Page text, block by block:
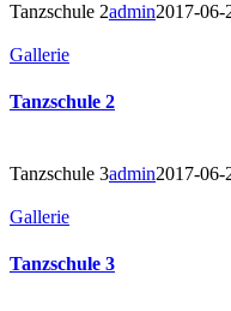
Tanzschule 2admin2017-06-
Gallerie
Tanzschule 2
Tanzschule 3admin2017-06-
Gallerie
Tanzschule 3